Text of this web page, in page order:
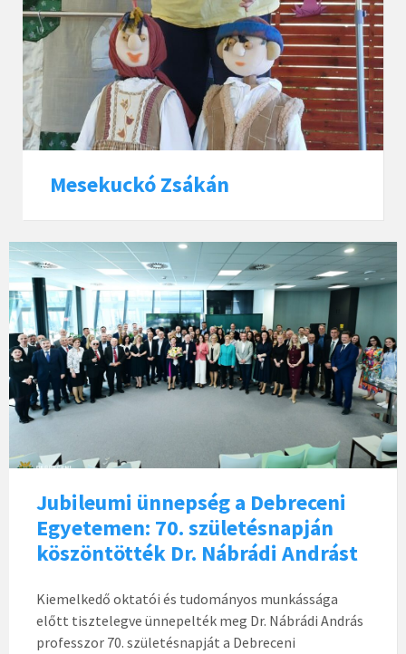
Mesekuckó Zsákán
Jubileumi ünnepség a Debreceni
Egyetemen: 70. születésnapján
köszöntötték Dr. Nábrádi Andrást
Kiemelkedő oktatói és tudományos munkássága
előtt tisztelegve ünnepelték meg Dr. Nábrádi András
professzor 70. születésnapját a Debreceni